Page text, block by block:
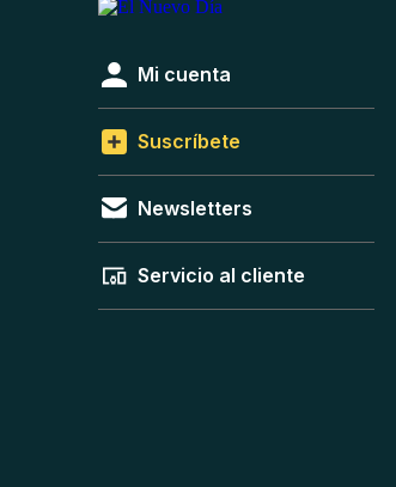
Mi cuenta
Suscríbete
Newsletters
Servicio al cliente